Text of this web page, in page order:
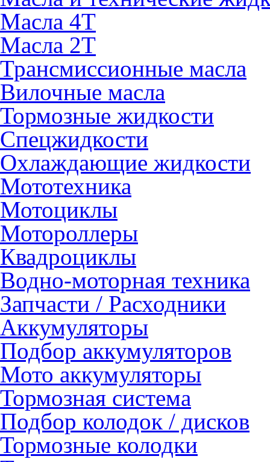
Масла 4Т
Масла 2Т
Трансмиссионные масла
Вилочные масла
Тормозные жидкости
Спецжидкости
Охлаждающие жидкости
Мототехника
Мотоциклы
Мотороллеры
Квадроциклы
Водно-моторная техника
Запчасти / Расходники
Аккумуляторы
Подбор аккумуляторов
Мото аккумуляторы
Тормозная система
Подбор колодок / дисков
Тормозные колодки